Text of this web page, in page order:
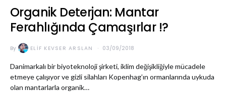
Organik Deterjan: Mantar
Ferahlığında Çamaşırlar !?
By ELIF KEVSER ARSLAN 03/09/2018
Danimarkalı bir biyoteknoloji şirketi, iklim değişikliğiyle mücadele
etmeye çalışıyor ve gizli silahları Kopenhag’ın ormanlarında uykuda
olan mantarlarla organik…